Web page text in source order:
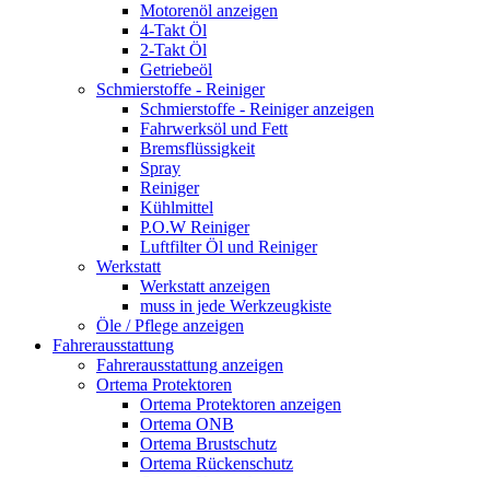
Motorenöl anzeigen
4-Takt Öl
2-Takt Öl
Getriebeöl
Schmierstoffe - Reiniger
Schmierstoffe - Reiniger anzeigen
Fahrwerksöl und Fett
Bremsflüssigkeit
Spray
Reiniger
Kühlmittel
P.O.W Reiniger
Luftfilter Öl und Reiniger
Werkstatt
Werkstatt anzeigen
muss in jede Werkzeugkiste
Öle / Pflege anzeigen
Fahrerausstattung
Fahrerausstattung anzeigen
Ortema Protektoren
Ortema Protektoren anzeigen
Ortema ONB
Ortema Brustschutz
Ortema Rückenschutz